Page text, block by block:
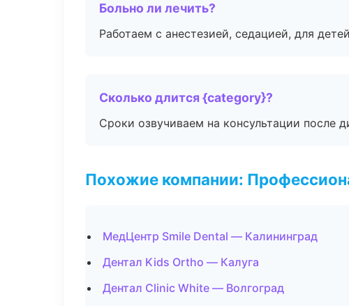
Больно ли лечить?
Работаем с анестезией, седацией, для
Сколько длится {category}?
Сроки озвучиваем на консультации после
Похожие компании:
МедЦентр Smile Dental — Калининград
Дентал Kids Ortho — Калуга
Дентал Clinic White — Волгоград